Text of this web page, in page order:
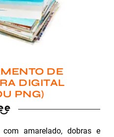
DE
DIGITAL
PNG)
amarelado, dobras e